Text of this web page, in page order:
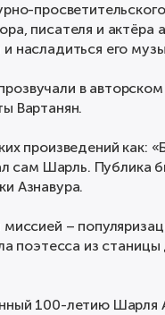
писателя и
насладиться его
в
Вартанян.
произведений
сам Шарль. Публика
Азнавура.
–
поэтесса из
100-летию Шарля